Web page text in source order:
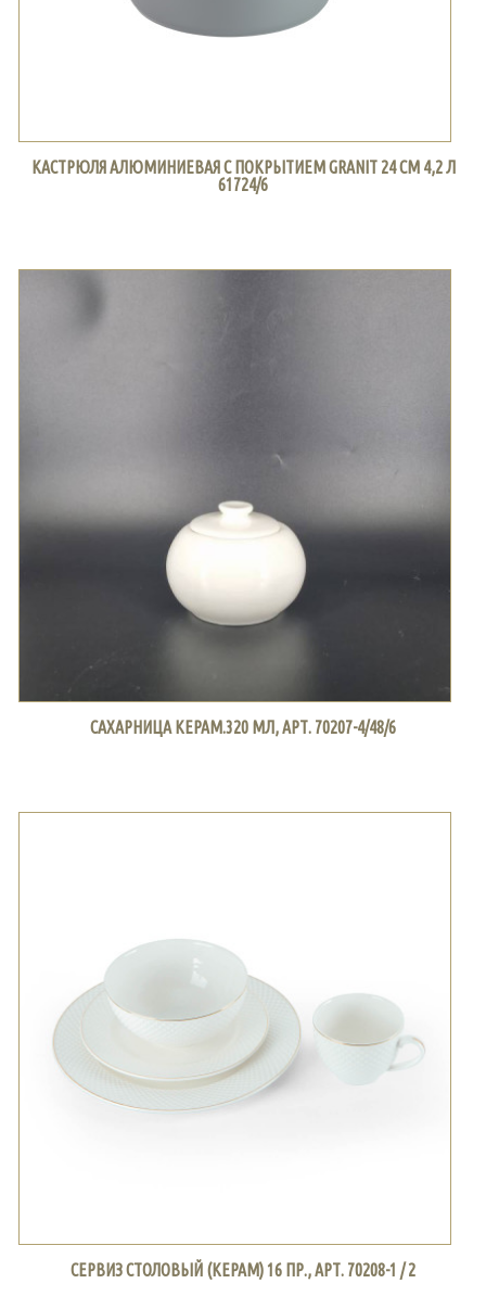
КАСТРЮЛЯ АЛЮМИНИЕВАЯ С ПОКРЫТИЕМ GRANIT 24 СМ 4,2 Л
61724/6
САХАРНИЦА КЕРАМ.320 МЛ, АРТ. 70207-4/48/6
СЕРВИЗ СТОЛОВЫЙ (КЕРАМ) 16 ПР., АРТ. 70208-1 / 2